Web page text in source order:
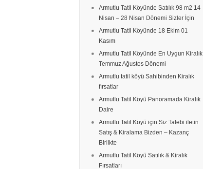
Armutlu Tatil Köyünde Satılık 98 m2 14
Nisan – 28 Nisan Dönemi Sizler İçin
Armutlu Tatil Köyünde 18 Ekim 01
Kasım
Armutlu Tatil Köyünde En Uygun Kiralık
Temmuz Ağustos Dönemi
Armutlu tatil köyü Sahibinden Kiralık
fırsatlar
Armutlu Tatil Köyü Panoramada Kiralık
Daire
Armutlu Tatil Köyü için Siz Talebi iletin
Satış & Kiralama Bizden – Kazanç
Birlikte
Armutlu Tatil Köyü Satılık & Kiralık
Fırsatları